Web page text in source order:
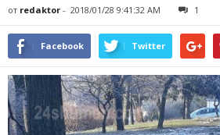
от redaktor - 2018/01/28 9:41:32 AM 1
Facebook Twitter